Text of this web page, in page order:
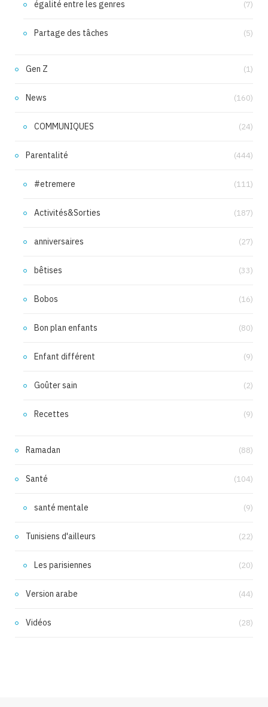
égalité entre les genres (7)
Partage des tâches (5)
Gen Z (1)
News (160)
COMMUNIQUES (24)
Parentalité (444)
#etremere (111)
Activités&Sorties (187)
anniversaires (27)
bêtises (33)
Bobos (16)
Bon plan enfants (80)
Enfant différent (9)
Goûter sain (2)
Recettes (9)
Ramadan (88)
Santé (104)
santé mentale (9)
Tunisiens d'ailleurs (22)
Les parisiennes (20)
Version arabe (44)
Vidéos (28)